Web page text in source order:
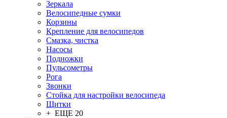
Зеркала
Велосипедные сумки
Корзины
Крепление для велосипедов
Смазка, чистка
Насосы
Подножки
Пульсометры
Рога
Звонки
Стойка для настройки велосипеда
Щитки
+ ЕЩЕ 20